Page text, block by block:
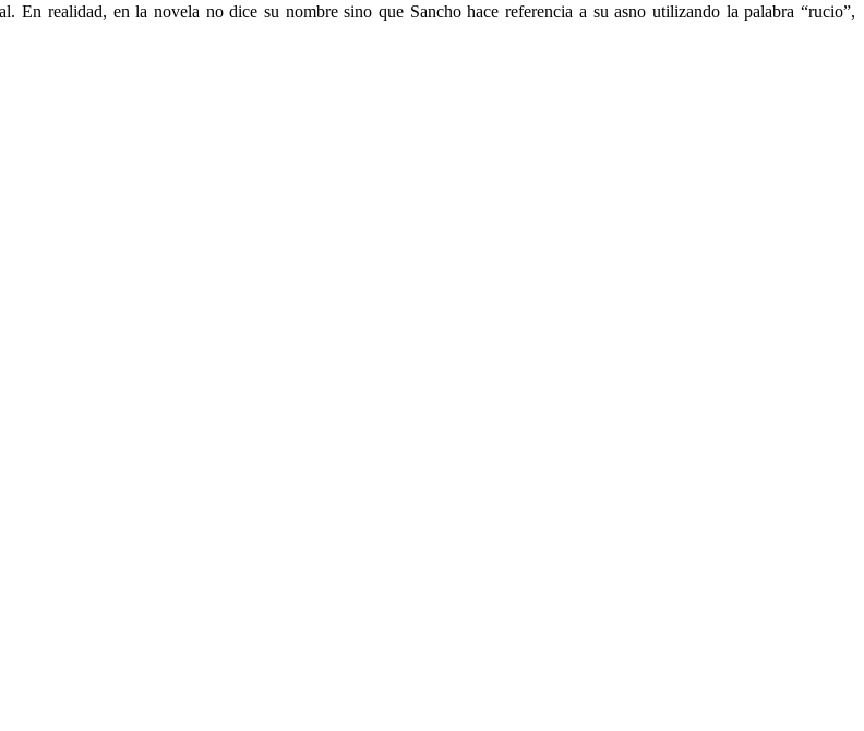
En realidad, en la novela no dice su nombre sino que Sancho hace referencia a su asno utilizando la palabra “rucio”,